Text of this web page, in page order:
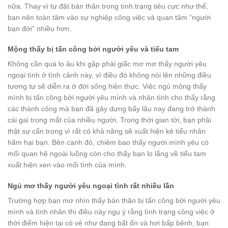
nữa. Thay vì tự đặt bản thân trong tình trạng tiêu cực như thế,
bạn nên toàn tâm vào sự nghiệp công việc và quan tâm “người
bạn đời” nhiều hơn.
Mộng thấy bị tấn công bởi người yêu và tiểu tam
Không cần quá lo âu khi gặp phải giấc mơ mơ thấy người yêu
ngoại tình ở tình cảnh này, vì điều đó không nói lên những điều
tương tự sẽ diễn ra ở đời sống hiện thực. Việc ngủ mộng thấy
mình bị tấn công bởi người yêu mình và nhân tình cho thấy rằng
các thành công mà bạn đã gây dựng bấy lâu nay đang trở thành
cái gai trong mắt của nhiều người. Trong thời gian tới, bạn phải
thật sự cẩn trọng vì rất có khả năng sẽ xuất hiện kẻ tiểu nhân
hãm hại bạn. Bên cạnh đó, chiêm bao thấy người mình yêu có
mối quan hệ ngoài luồng còn cho thấy bạn lo lắng về tiểu tam
xuất hiện xen vào mối tình của mình.
Ngủ mơ thấy người yêu ngoại tình rất nhiều lần
Trường hợp bạn mơ nhìn thấy bản thân bị tấn công bởi người yêu
mình và tình nhân thì điều này ngụ ý rằng tình trạng công việc ở
thời điểm hiện tại có vẻ như đang bất ổn và hơi bấp bênh, bạn